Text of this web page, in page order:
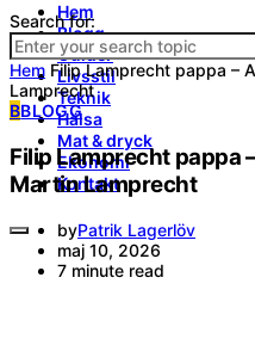
Hem
Blogg
Guider
Livsstil
Teknik
Hälsa
Mat & dryck
Ekonomi
Kontakt
Search for:
Hem Filip Lamprecht pappa –
Lamprecht
BBLOGG
Filip Lamprecht pappa
Martin Lamprecht
byPatrik Lagerlöv
maj 10, 2026
7 minute read